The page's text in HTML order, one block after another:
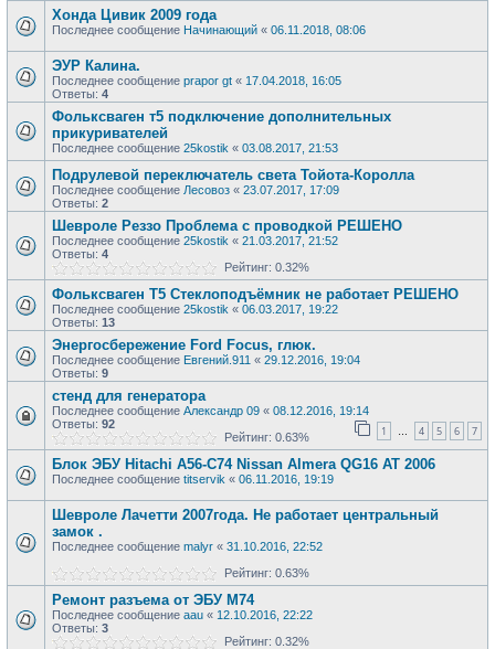
Хонда Цивик 2009 года
Последнее сообщение Начинающий « 06.11.2018, 08:06
ЭУР Калина.
Последнее сообщение prapor gt « 17.04.2018, 16:05
Ответы: 4
Фольксваген т5 подключение дополнительных
прикуривателей
Последнее сообщение 25kostik « 03.08.2017, 21:53
Подрулевой переключатель света Тойота-Королла
Последнее сообщение Лесовоз « 23.07.2017, 17:09
Ответы: 2
Шевроле Реззо Проблема с проводкой РЕШЕНО
Последнее сообщение 25kostik « 21.03.2017, 21:52
Ответы: 4
Рейтинг: 0.32%
Фольксваген Т5 Стеклоподъёмник не работает РЕШЕНО
Последнее сообщение 25kostik « 06.03.2017, 19:22
Ответы: 13
Энергосбережение Ford Focus, глюк.
Последнее сообщение Евгений.911 « 29.12.2016, 19:04
Ответы: 9
стенд для генератора
Последнее сообщение Александр 09 « 08.12.2016, 19:14
Ответы: 92 1 … 4 5 6 7
Рейтинг: 0.63%
Блок ЭБУ Hitachi A56-C74 Nissan Almera QG16 AT 2006
Последнее сообщение titservik « 06.11.2016, 19:19
Шевроле Лачетти 2007года. Не работает центральный
замок .
Последнее сообщение malyr « 31.10.2016, 22:52
Рейтинг: 0.63%
Ремонт разъема от ЭБУ М74
Последнее сообщение aau « 12.10.2016, 22:22
Ответы: 3
Рейтинг: 0.32%